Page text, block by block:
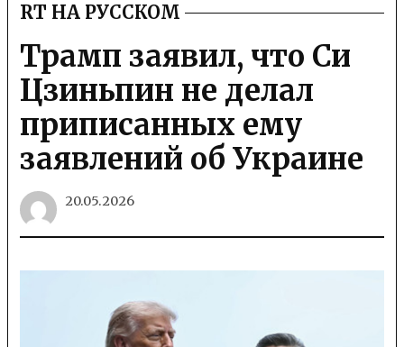
POSTED
IN
RT НА РУССКОМ
Трамп заявил, что Си
Цзиньпин не делал
приписанных ему
заявлений об Украине
20.05.2026